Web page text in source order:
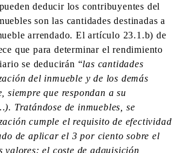
deducir los contribuyentes del
son las cantidades destinadas a
arrendado. El artículo 23.1.b) de
que para determinar el rendimiento
se deducirán “las cantidades
del inmueble y de los demás
siempre que respondan a su
Tratándose de inmuebles, se
cumple el requisito de efectividad
de aplicar el 3 por ciento sobre el
valores: el coste de adquisición